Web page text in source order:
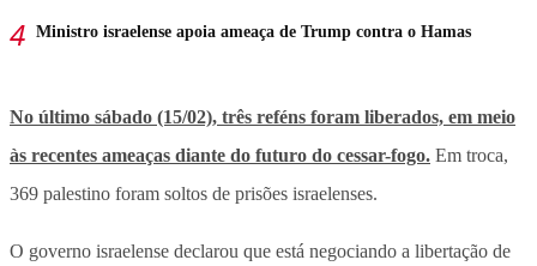
Ministro israelense apoia ameaça de Trump contra o Hamas
No último sábado (15/02), três reféns foram liberados, em meio
às recentes ameaças diante do futuro do cessar-fogo. Em troca,
369 palestino foram soltos de prisões israelenses.
O governo israelense declarou que está negociando a libertação de